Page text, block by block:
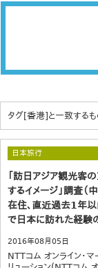
タグ[香港]と一致する
日本旅行
「訪日アジア観光客
するイメージ」調査（
在住、直近過去1年
で日本に訪れた経験
2016年08月05日
NTTコム オンライン・マ